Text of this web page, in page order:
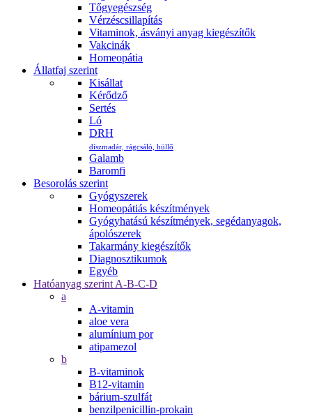
Tőgyegészség
Vérzéscsillapítás
Vitaminok, ásványi anyag kiegészítők
Vakcinák
Homeopátia
Állatfaj szerint
Kisállat
Kérődző
Sertés
Ló
DRH
díszmadár, rágcsáló, hüllő
Galamb
Baromfi
Besorolás szerint
Gyógyszerek
Homeopátiás készítmények
Gyógyhatású készítmények, segédanyagok,
ápolószerek
Takarmány kiegészítők
Diagnosztikumok
Egyéb
Hatóanyag szerint A-B-C-D
a
A-vitamin
aloe vera
alumínium por
atipamezol
b
B-vitaminok
B12-vitamin
bárium-szulfát
benzilpenicillin-prokain